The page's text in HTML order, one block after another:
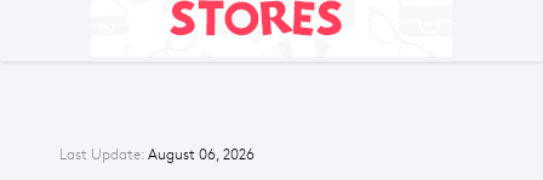
Last Update: August 06, 2026